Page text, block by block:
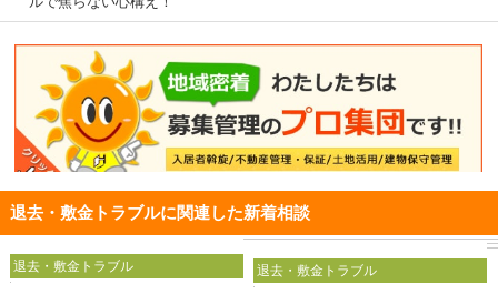
退去・敷金トラブルに関連した新着相談
退去・敷金トラブル 退去・敷金トラブル